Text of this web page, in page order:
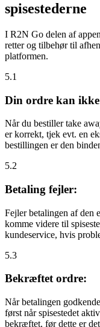
spisestederne
I R2N Go delen af
retter og tilbehør til
platformen.
5.1
Din ordre kan ikke
Når du bestiller take
er korrekt, tjek evt. en
bestillingen er den
5.2
Betaling fejler:
Fejler betalingen af den
komme videre til
kundeservice, hvis
5.3
Bekræftet ordre:
Når betalingen
først når spisestedet
bekræftet, før dette er